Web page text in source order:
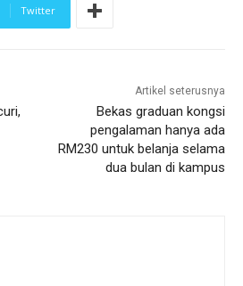
Twitter
Artikel seterusnya
Bekas graduan kongsi
pengalaman hanya ada
RM230 untuk belanja selama
dua bulan di kampus